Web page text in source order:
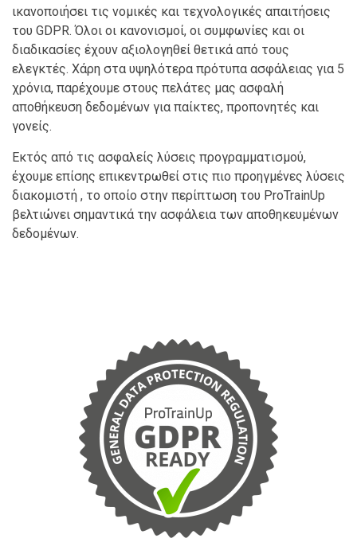
ικανοποιήσει τις νομικές και τεχνολογικές απαιτήσεις
του GDPR. Όλοι οι κανονισμοί, οι συμφωνίες και οι
διαδικασίες έχουν αξιολογηθεί θετικά από τους
ελεγκτές. Χάρη στα υψηλότερα πρότυπα ασφάλειας για 5
χρόνια, παρέχουμε στους πελάτες μας ασφαλή
αποθήκευση δεδομένων για παίκτες, προπονητές και
γονείς.
Εκτός από τις ασφαλείς λύσεις προγραμματισμού,
έχουμε επίσης επικεντρωθεί στις πιο προηγμένες λύσεις
διακομιστή , το οποίο στην περίπτωση του ProTrainUp
βελτιώνει σημαντικά την ασφάλεια των αποθηκευμένων
δεδομένων.